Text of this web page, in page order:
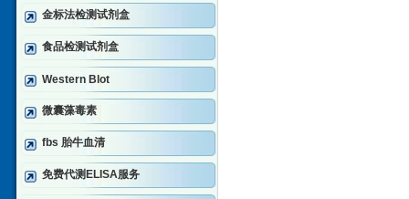
金标法检测试剂盒
食品检测试剂盒
Western Blot
微囊藻毒素
fbs 胎牛血清
免费代测ELISA服务